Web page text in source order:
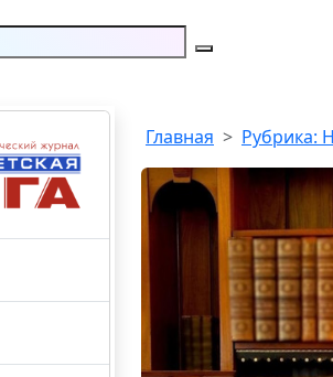
Главная Рубрика: